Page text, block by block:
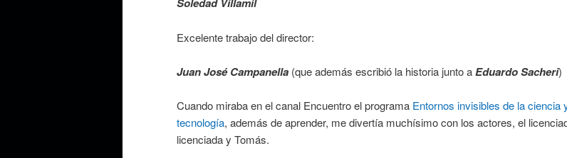
Excelente trabajo del director:
Juan José Campanella (que además escribió la historia junto aEduardo Sacheri)
Cuando miraba en el canal Encuentro el programa Entornos invisibles de la ciencia
tecnología, además de aprender, me divertía muchísimo con los actores, el
licenciada y Tomás.